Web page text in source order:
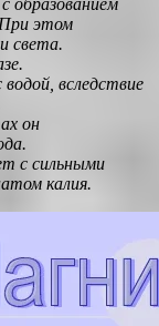
При этом
света.
вследствие
он
с сильными
калия.